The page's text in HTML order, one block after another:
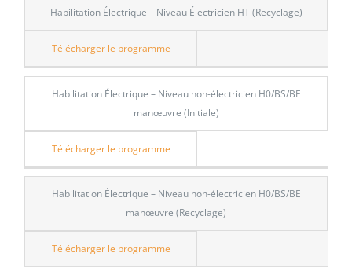
Habilitation Électrique – Niveau Électricien HT (Recyclage)
Télécharger le programme
Habilitation Électrique – Niveau non-électricien H0/BS/BE
manœuvre (Initiale)
Télécharger le programme
Habilitation Électrique – Niveau non-électricien H0/BS/BE
manœuvre (Recyclage)
Télécharger le programme